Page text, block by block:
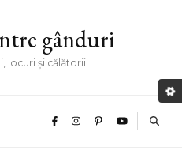
gânduri
locuri și călătorii